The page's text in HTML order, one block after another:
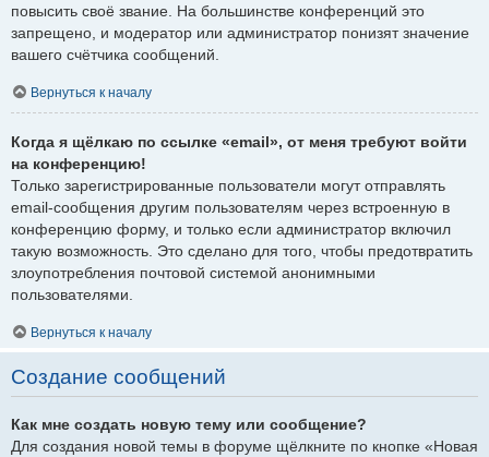
повысить своё звание. На большинстве конференций это
запрещено, и модератор или администратор понизят значение
вашего счётчика сообщений.
Вернуться к началу
Когда я щёлкаю по ссылке «email», от меня требуют войти
на конференцию!
Только зарегистрированные пользователи могут отправлять
email-сообщения другим пользователям через встроенную в
конференцию форму, и только если администратор включил
такую возможность. Это сделано для того, чтобы предотвратить
злоупотребления почтовой системой анонимными
пользователями.
Вернуться к началу
Создание сообщений
Как мне создать новую тему или сообщение?
Для создания новой темы в форуме щёлкните по кнопке «Новая